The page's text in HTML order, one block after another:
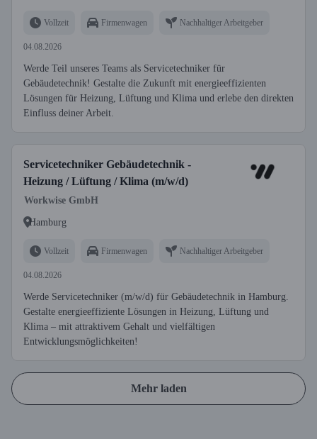
Vollzeit Firmenwagen Nachhaltiger Arbeitgeber
04.08.2026
Werde Teil unseres Teams als Servicetechniker für
Gebäudetechnik! Gestalte die Zukunft mit energieeffizienten
Lösungen für Heizung, Lüftung und Klima und erlebe den direkten
Einfluss deiner Arbeit.
Servicetechniker Gebäudetechnik -
Heizung / Lüftung / Klima (m/w/d)
Workwise GmbH
Hamburg
Vollzeit Firmenwagen Nachhaltiger Arbeitgeber
04.08.2026
Werde Servicetechniker (m/w/d) für Gebäudetechnik in Hamburg.
Gestalte energieeffiziente Lösungen in Heizung, Lüftung und
Klima – mit attraktivem Gehalt und vielfältigen
Entwicklungsmöglichkeiten!
Mehr laden